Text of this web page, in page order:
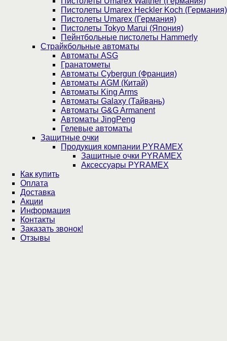
Пистолеты Umarex Heckler Koch (Германия)
Пистолеты Umarex (Германия)
Пистолеты Tokyo Marui (Япония)
Пейнтбольные пистолеты Hammerly
Страйкбольные автоматы
Автоматы ASG
Гранатометы
Автоматы Cybergun (Франция)
Автоматы AGM (Китай)
Автоматы King Arms
Автоматы Galaxy (Тайвань)
Автоматы G&G Armanent
Автоматы JingPeng
Гелевые автоматы
Защитные очки
Продукция компании PYRAMEX
Защитные очки PYRAMEX
Аксессуары PYRAMEX
Как купить
Оплата
Доставка
Акции
Информация
Контакты
Заказать звонок!
Отзывы